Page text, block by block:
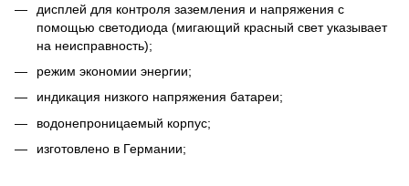
дисплей для контроля заземления и напряжения с
помощью светодиода (мигающий красный свет указывает
на неисправность);
режим экономии энергии;
индикация низкого напряжения батареи;
водонепроницаемый корпус;
изготовлено в Германии;